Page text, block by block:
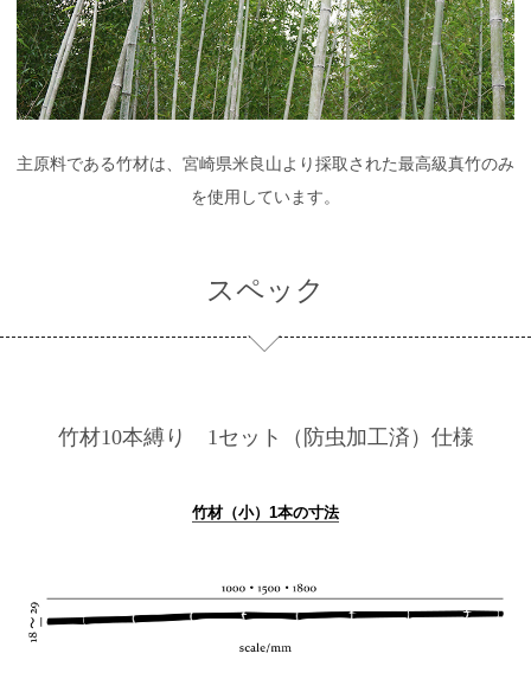
主原料である竹材は、宮崎県米良山より採取された最高級真竹のみ
を使用しています。
スペック
竹材10本縛り 1セット（防虫加工済）仕様
竹材（小）1本の寸法